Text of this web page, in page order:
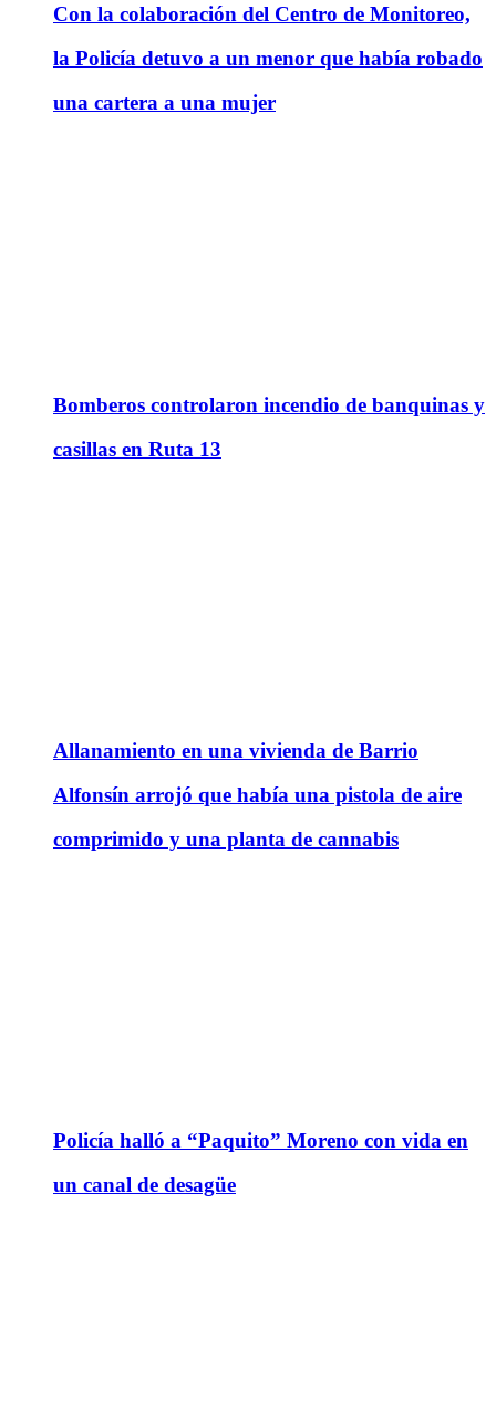
Con la colaboración del Centro de Monitoreo,
la Policía detuvo a un menor que había robado
una cartera a una mujer
Bomberos controlaron incendio de banquinas y
casillas en Ruta 13
Allanamiento en una vivienda de Barrio
Alfonsín arrojó que había una pistola de aire
comprimido y una planta de cannabis
Policía halló a “Paquito” Moreno con vida en
un canal de desagüe